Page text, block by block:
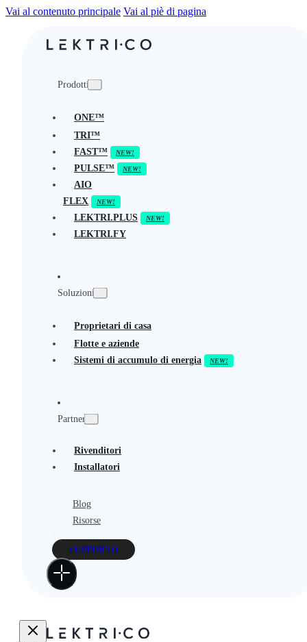
Vai al contenuto principale Vai al piè di pagina
Prodotti
ONE™
TRI™
FAST™
PULSE™
AIO
FLEX
LEKTRI.PLUS
LEKTRI.FY
Soluzioni
Proprietari di casa
Flotte e aziende
Sistemi di accumulo di energia
Partner
Rivenditori
Installatori
Blog
Risorse
SUPPORTO